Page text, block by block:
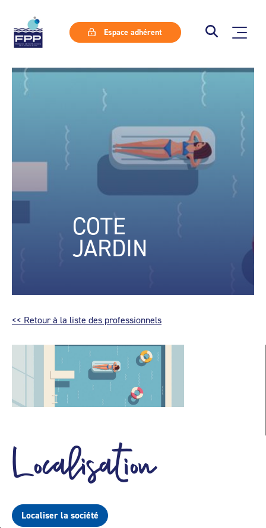
Espace adhérent
COTE
JARDIN
<< Retour à la liste des professionnels
Localisation
Localiser la société